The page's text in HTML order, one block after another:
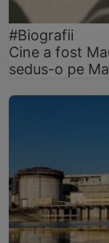
#Biografii
Cine a fost
sedus-o pe